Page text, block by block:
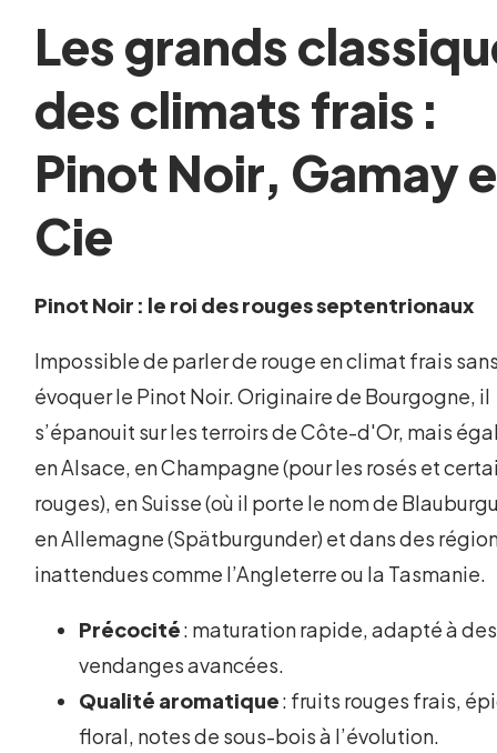
Les grands
des climats frais :
Pinot Noir, Gamay
Cie
Pinot Noir : le roi des rouges septentrionaux
Impossible de parler de rouge en climat frais
évoquer le Pinot Noir. Originaire de Bourgogne, il
s’épanouit sur les terroirs de Côte-d'Or, mais
en Alsace, en Champagne (pour les rosés et
rouges), en Suisse (où il porte le nom de
en Allemagne (Spätburgunder) et dans des
inattendues comme l’Angleterre ou la Tasmanie.
Précocité: maturation rapide, adapté à des
vendanges avancées.
Qualité aromatique: fruits rouges frais,
floral, notes de sous-bois à l’évolution.